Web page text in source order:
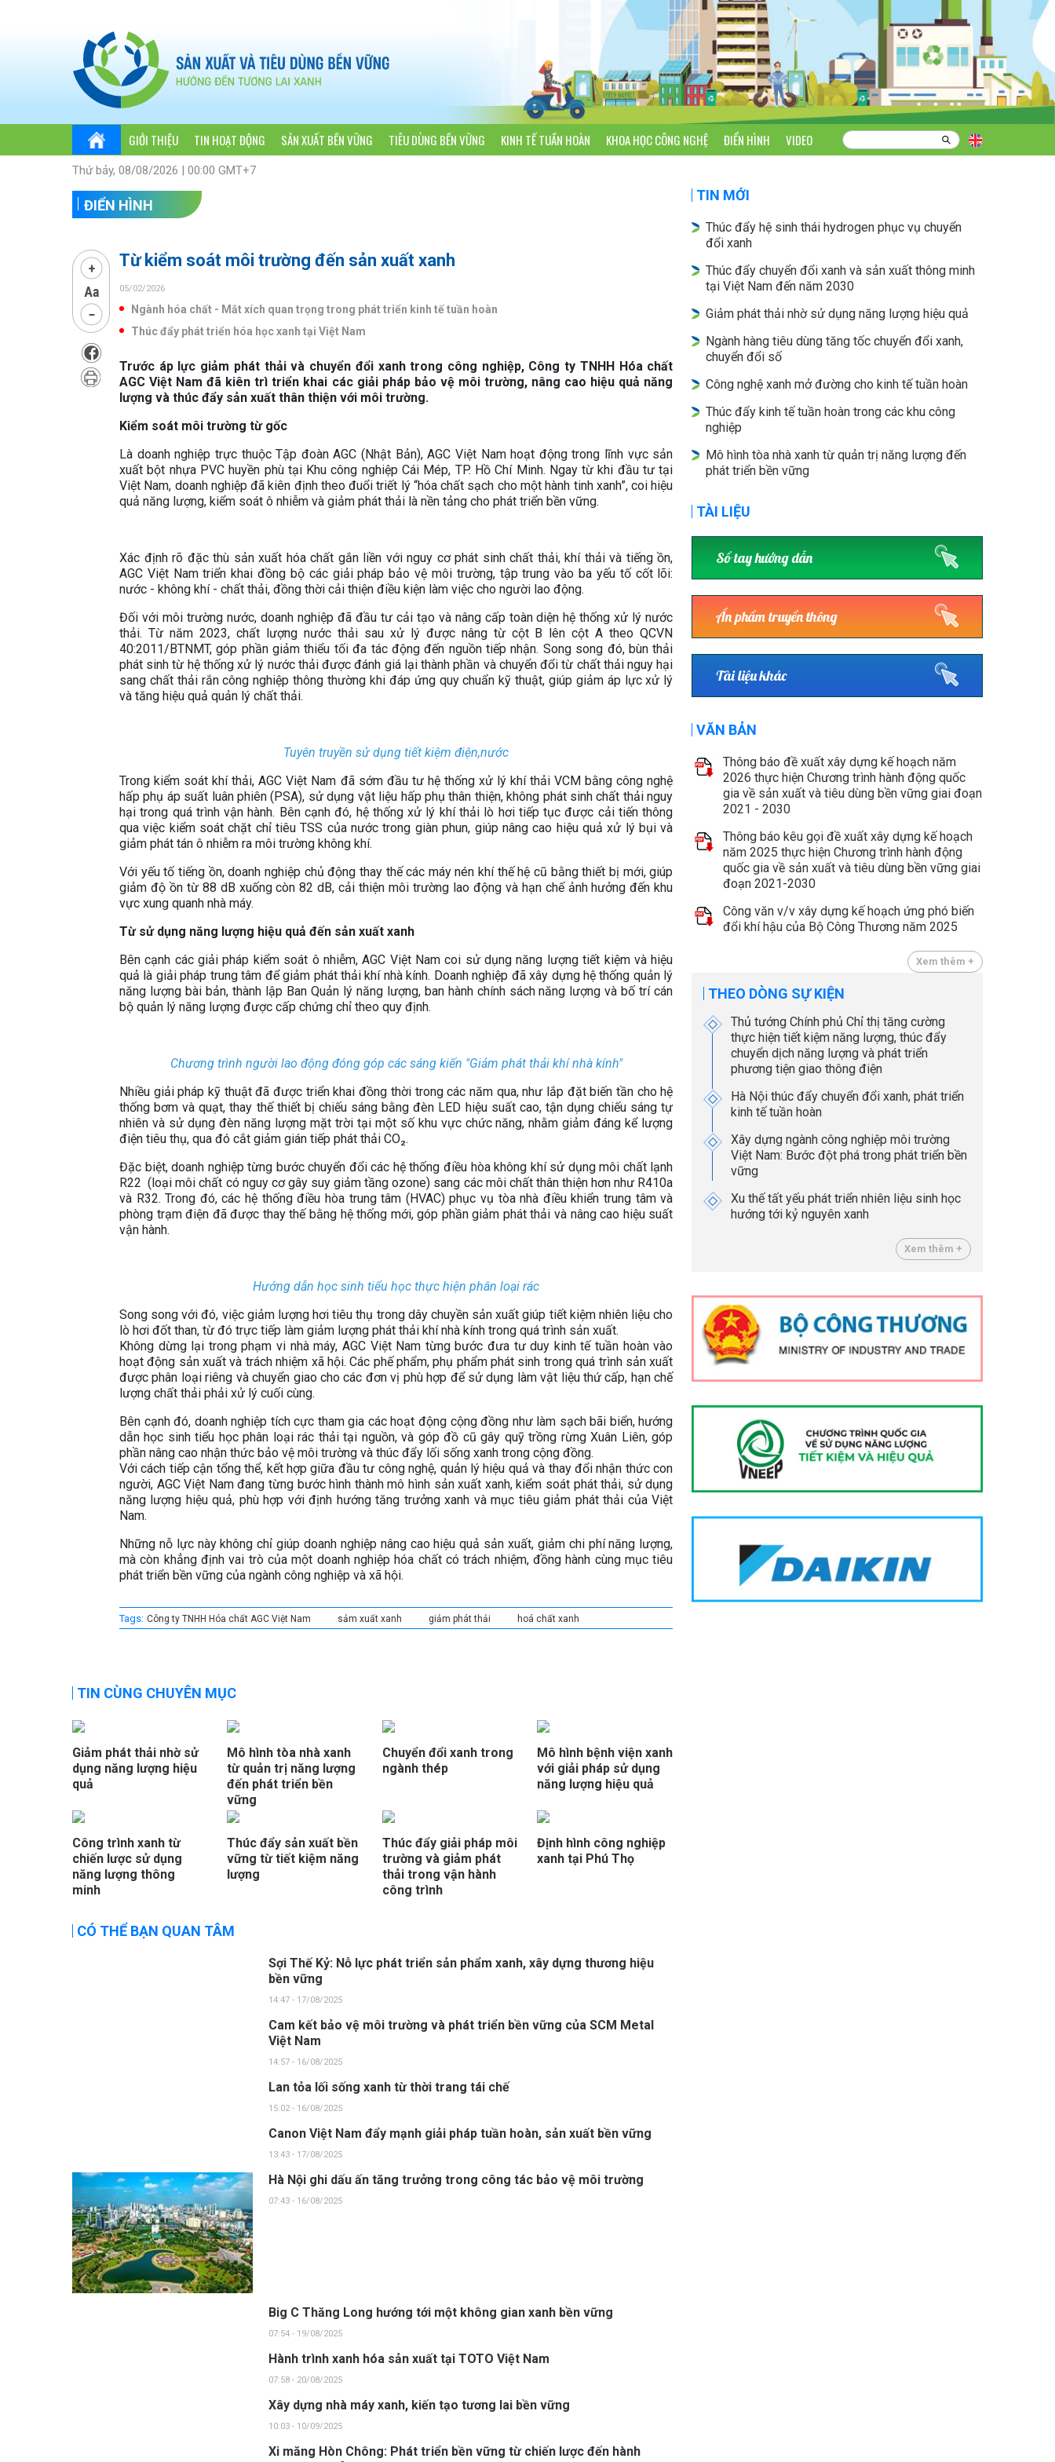
GIỚI THIỆU TIN HOẠT ĐỘNG SẢN XUẤT BỀN VỮNG TIÊU DÙNG BỀN VỮNG KINH TẾ TUẦN HOÀN KHOA HỌC CÔNG NGHỆ ĐIỂN HÌNH VIDEO
Thứ bảy, 08/08/2026 | 00:00 GMT+7
ĐIỂN HÌNH
Từ kiểm soát môi trường đến sản xuất xanh
05/02/2026
Ngành hóa chất - Mắt xích quan trọng trong phát triển kinh tế tuần hoàn
Thúc đẩy phát triển hóa học xanh tại Việt Nam
Trước áp lực giảm phát thải và chuyển đổi xanh trong công nghiệp, Công ty TNHH Hóa chất
AGC Việt Nam đã kiên trì triển khai các giải pháp bảo vệ môi trường, nâng cao hiệu quả năng
lượng và thúc đẩy sản xuất thân thiện với môi trường.
Kiểm soát môi trường từ gốc
Là doanh nghiệp trực thuộc Tập đoàn AGC (Nhật Bản), AGC Việt Nam hoạt động trong lĩnh vực sản
xuất bột nhựa PVC huyền phù tại Khu công nghiệp Cái Mép, TP. Hồ Chí Minh. Ngay từ khi đầu tư tại
Việt Nam, doanh nghiệp đã kiên định theo đuổi triết lý “hóa chất sạch cho một hành tinh xanh”, coi hiệu
quả năng lượng, kiểm soát ô nhiễm và giảm phát thải là nền tảng cho phát triển bền vững.
Xác định rõ đặc thù sản xuất hóa chất gắn liền với nguy cơ phát sinh chất thải, khí thải và tiếng ồn,
AGC Việt Nam triển khai đồng bộ các giải pháp bảo vệ môi trường, tập trung vào ba yếu tố cốt lõi:
nước - không khí - chất thải, đồng thời cải thiện điều kiện làm việc cho người lao động.
Đối với môi trường nước, doanh nghiệp đã đầu tư cải tạo và nâng cấp toàn diện hệ thống xử lý nước
thải. Từ năm 2023, chất lượng nước thải sau xử lý được nâng từ cột B lên cột A theo QCVN
40:2011/BTNMT, góp phần giảm thiểu tối đa tác động đến nguồn tiếp nhận. Song song đó, bùn thải
phát sinh từ hệ thống xử lý nước thải được đánh giá lại thành phần và chuyển đổi từ chất thải nguy hại
sang chất thải rắn công nghiệp thông thường khi đáp ứng quy chuẩn kỹ thuật, giúp giảm áp lực xử lý
và tăng hiệu quả quản lý chất thải.
Tuyên truyền sử dụng tiết kiệm điện,nước
Trong kiểm soát khí thải, AGC Việt Nam đã sớm đầu tư hệ thống xử lý khí thải VCM bằng công nghệ
hấp phụ áp suất luân phiên (PSA), sử dụng vật liệu hấp phụ thân thiện, không phát sinh chất thải nguy
hại trong quá trình vận hành. Bên cạnh đó, hệ thống xử lý khí thải lò hơi tiếp tục được cải tiến thông
qua việc kiểm soát chặt chỉ tiêu TSS của nước trong giàn phun, giúp nâng cao hiệu quả xử lý bụi và
giảm phát tán ô nhiễm ra môi trường không khí.
Với yếu tố tiếng ồn, doanh nghiệp chủ động thay thế các máy nén khí thế hệ cũ bằng thiết bị mới, giúp
giảm độ ồn từ 88 dB xuống còn 82 dB, cải thiện môi trường lao động và hạn chế ảnh hưởng đến khu
vực xung quanh nhà máy.
Từ sử dụng năng lượng hiệu quả đến sản xuất xanh
Bên cạnh các giải pháp kiểm soát ô nhiễm, AGC Việt Nam coi sử dụng năng lượng tiết kiệm và hiệu
quả là giải pháp trung tâm để giảm phát thải khí nhà kính. Doanh nghiệp đã xây dựng hệ thống quản lý
năng lượng bài bản, thành lập Ban Quản lý năng lượng, ban hành chính sách năng lượng và bố trí cán
bộ quản lý năng lượng được cấp chứng chỉ theo quy định.
Chương trình người lao động đóng góp các sáng kiến "Giảm phát thải khí nhà kính"
Nhiều giải pháp kỹ thuật đã được triển khai đồng thời trong các năm qua, như lắp đặt biến tần cho hệ
thống bơm và quạt, thay thế thiết bị chiếu sáng bằng đèn LED hiệu suất cao, tận dụng chiếu sáng tự
nhiên và sử dụng đèn năng lượng mặt trời tại một số khu vực chức năng, nhằm giảm đáng kể lượng
điện tiêu thụ, qua đó cắt giảm gián tiếp phát thải CO₂.
Đặc biệt, doanh nghiệp từng bước chuyển đổi các hệ thống điều hòa không khí sử dụng môi chất lạnh
R22 (loại môi chất có nguy cơ gây suy giảm tầng ozone) sang các môi chất thân thiện hơn như R410a
và R32. Trong đó, các hệ thống điều hòa trung tâm (HVAC) phục vụ tòa nhà điều khiển trung tâm và
phòng trạm điện đã được thay thế bằng hệ thống mới, góp phần giảm phát thải và nâng cao hiệu suất
vận hành.
Hướng dẫn học sinh tiểu học thực hiện phân loại rác
Song song với đó, việc giảm lượng hơi tiêu thụ trong dây chuyền sản xuất giúp tiết kiệm nhiên liệu cho
lò hơi đốt than, từ đó trực tiếp làm giảm lượng phát thải khí nhà kính trong quá trình sản xuất.
Không dừng lại trong phạm vi nhà máy, AGC Việt Nam từng bước đưa tư duy kinh tế tuần hoàn vào
hoạt động sản xuất và trách nhiệm xã hội. Các phế phẩm, phụ phẩm phát sinh trong quá trình sản xuất
được phân loại riêng và chuyển giao cho các đơn vị phù hợp để sử dụng làm vật liệu thứ cấp, hạn chế
lượng chất thải phải xử lý cuối cùng.
Bên cạnh đó, doanh nghiệp tích cực tham gia các hoạt động cộng đồng như làm sạch bãi biển, hướng
dẫn học sinh tiểu học phân loại rác thải tại nguồn, và góp đồ cũ gây quỹ trồng rừng Xuân Liên, góp
phần nâng cao nhận thức bảo vệ môi trường và thúc đẩy lối sống xanh trong cộng đồng.
Với cách tiếp cận tổng thể, kết hợp giữa đầu tư công nghệ, quản lý hiệu quả và thay đổi nhận thức con
người, AGC Việt Nam đang từng bước hình thành mô hình sản xuất xanh, kiểm soát phát thải, sử dụng
năng lượng hiệu quả, phù hợp với định hướng tăng trưởng xanh và mục tiêu giảm phát thải của Việt
Nam.
Những nỗ lực này không chỉ giúp doanh nghiệp nâng cao hiệu quả sản xuất, giảm chi phí năng lượng,
mà còn khẳng định vai trò của một doanh nghiệp hóa chất có trách nhiệm, đồng hành cùng mục tiêu
phát triển bền vững của ngành công nghiệp và xã hội.
Tags: Công ty TNHH Hóa chất AGC Việt Nam sảm xuất xanh giảm phát thải hoá chất xanh
TIN CÙNG CHUYÊN MỤC
Giảm phát thải nhờ sử
dụng năng lượng hiệu
quả
Mô hình tòa nhà xanh
từ quản trị năng lượng
đến phát triển bền
vững
Chuyển đổi xanh trong
ngành thép
Mô hình bệnh viện xanh
với giải pháp sử dụng
năng lượng hiệu quả
Công trình xanh từ
chiến lược sử dụng
năng lượng thông
minh
Thúc đẩy sản xuất bền
vững từ tiết kiệm năng
lượng
Thúc đẩy giải pháp môi
trường và giảm phát
thải trong vận hành
công trình
Định hình công nghiệp
xanh tại Phú Thọ
CÓ THỂ BẠN QUAN TÂM
Sợi Thế Kỷ: Nỗ lực phát triển sản phẩm xanh, xây dựng thương hiệu
bền vững
14:47 - 17/08/2025
Cam kết bảo vệ môi trường và phát triển bền vững của SCM Metal
Việt Nam
14:57 - 16/08/2025
Lan tỏa lối sống xanh từ thời trang tái chế
15:02 - 16/08/2025
Canon Việt Nam đẩy mạnh giải pháp tuần hoàn, sản xuất bền vững
13:43 - 17/08/2025
Hà Nội ghi dấu ấn tăng trưởng trong công tác bảo vệ môi trường
07:43 - 16/08/2025
Big C Thăng Long hướng tới một không gian xanh bền vững
07:54 - 19/08/2025
Hành trình xanh hóa sản xuất tại TOTO Việt Nam
07:58 - 20/08/2025
Xây dựng nhà máy xanh, kiến tạo tương lai bền vững
10:03 - 10/09/2025
Xi măng Hòn Chông: Phát triển bền vững từ chiến lược đến hành
TIN MỚI
Thúc đẩy hệ sinh thái hydrogen phục vụ chuyển
đổi xanh
Thúc đẩy chuyển đổi xanh và sản xuất thông minh
tại Việt Nam đến năm 2030
Giảm phát thải nhờ sử dụng năng lượng hiệu quả
Ngành hàng tiêu dùng tăng tốc chuyển đổi xanh,
chuyển đổi số
Công nghệ xanh mở đường cho kinh tế tuần hoàn
Thúc đẩy kinh tế tuần hoàn trong các khu công
nghiệp
Mô hình tòa nhà xanh từ quản trị năng lượng đến
phát triển bền vững
TÀI LIỆU
Sổ tay hướng dẫn
Ấn phẩm truyền thông
Tài liệu khác
VĂN BẢN
Thông báo đề xuất xây dựng kế hoạch năm
2026 thực hiện Chương trình hành động quốc
gia về sản xuất và tiêu dùng bền vững giai đoạn
2021 - 2030
Thông báo kêu gọi đề xuất xây dựng kế hoạch
năm 2025 thực hiện Chương trình hành động
quốc gia về sản xuất và tiêu dùng bền vững giai
đoạn 2021-2030
Công văn v/v xây dựng kế hoạch ứng phó biến
đổi khí hậu của Bộ Công Thương năm 2025
Xem thêm +
THEO DÒNG SỰ KIỆN
Thủ tướng Chính phủ Chỉ thị tăng cường
thực hiện tiết kiệm năng lượng, thúc đẩy
chuyển dịch năng lượng và phát triển
phương tiện giao thông điện
Hà Nội thúc đẩy chuyển đổi xanh, phát triển
kinh tế tuần hoàn
Xây dựng ngành công nghiệp môi trường
Việt Nam: Bước đột phá trong phát triển bền
vững
Xu thế tất yếu phát triển nhiên liệu sinh học
hướng tới kỷ nguyên xanh
Xem thêm +